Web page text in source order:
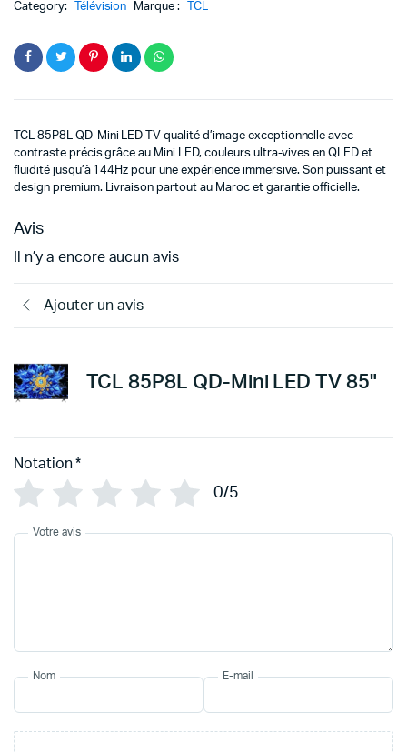
Category: Télévision Marque : TCL
TCL85P8L QD-Mini LED TV qualité d’image exceptionnelle avec
contraste précis grâce au Mini LED, couleurs ultra-vives en QLED et
fluidité jusqu’à 144Hz pour une expérience immersive. Son puissant et
design premium. Livraison partout au Maroc et garantie officielle.
Avis
Il n’y a encore aucun avis
Ajouter un avis
TCL 85P8L QD-Mini LED TV 85"
Notation *
0/5
Votre avis
Nom E-mail